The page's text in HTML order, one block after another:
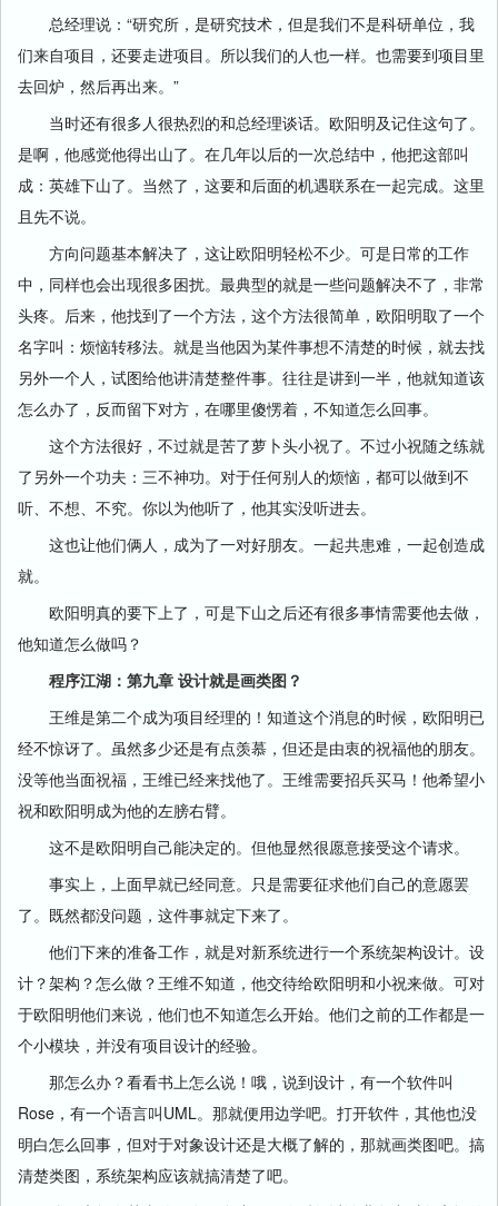
总经理说：“研究所，是研究技术，但是我们不是科研单位，我
们来自项目，还要走进项目。所以我们的人也一样。也需要到项目里
去回炉，然后再出来。”
当时还有很多人很热烈的和总经理谈话。欧阳明及记住这句了。
是啊，他感觉他得出山了。在几年以后的一次总结中，他把这部叫
成：英雄下山了。当然了，这要和后面的机遇联系在一起完成。这里
且先不说。
方向问题基本解决了，这让欧阳明轻松不少。可是日常的工作
中，同样也会出现很多困扰。最典型的就是一些问题解决不了，非常
头疼。后来，他找到了一个方法，这个方法很简单，欧阳明取了一个
名字叫：烦恼转移法。就是当他因为某件事想不清楚的时候，就去找
另外一个人，试图给他讲清楚整件事。往往是讲到一半，他就知道该
怎么办了，反而留下对方，在哪里傻愣着，不知道怎么回事。
这个方法很好，不过就是苦了萝卜头小祝了。不过小祝随之练就
了另外一个功夫：三不神功。对于任何别人的烦恼，都可以做到不
听、不想、不究。你以为他听了，他其实没听进去。
这也让他们俩人，成为了一对好朋友。一起共患难，一起创造成
就。
欧阳明真的要下上了，可是下山之后还有很多事情需要他去做，
他知道怎么做吗？
程序江湖：第九章 设计就是画类图？
王维是第二个成为项目经理的！知道这个消息的时候，欧阳明已
经不惊讶了。虽然多少还是有点羡慕，但还是由衷的祝福他的朋友。
没等他当面祝福，王维已经来找他了。王维需要招兵买马！他希望小
祝和欧阳明成为他的左膀右臂。
这不是欧阳明自己能决定的。但他显然很愿意接受这个请求。
事实上，上面早就已经同意。只是需要征求他们自己的意愿罢
了。既然都没问题，这件事就定下来了。
他们下来的准备工作，就是对新系统进行一个系统架构设计。设
计？架构？怎么做？王维不知道，他交待给欧阳明和小祝来做。可对
于欧阳明他们来说，他们也不知道怎么开始。他们之前的工作都是一
个小模块，并没有项目设计的经验。
那怎么办？看看书上怎么说！哦，说到设计，有一个软件叫
Rose，有一个语言叫UML。那就便用边学吧。打开软件，其他也没
明白怎么回事，但对于对象设计还是大概了解的，那就画类图吧。搞
清楚类图，系统架构应该就搞清楚了吧。